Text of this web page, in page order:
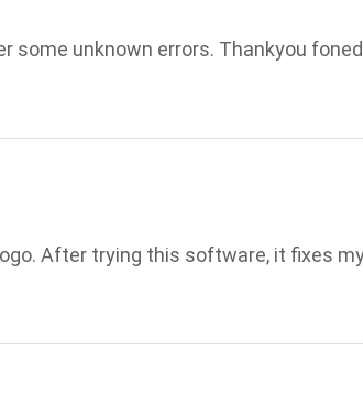
some unknown errors. Thankyou
After trying this software, it fixes